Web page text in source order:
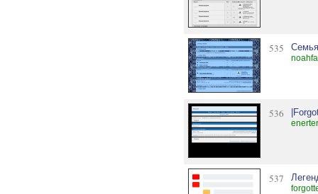
535
536
537